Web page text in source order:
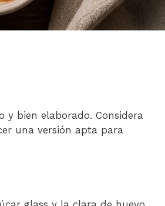
y bien elaborado. Considera
una versión apta para